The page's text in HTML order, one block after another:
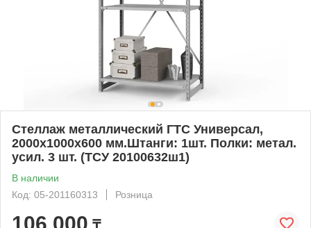
Стеллаж металлический ГТС Универсал,
2000x1000x600 мм.Штанги: 1шт. Полки: метал.
усил. 3 шт. (ТСУ 20100632ш1)
В наличии
Код: 05-201160313
Розница
106 000